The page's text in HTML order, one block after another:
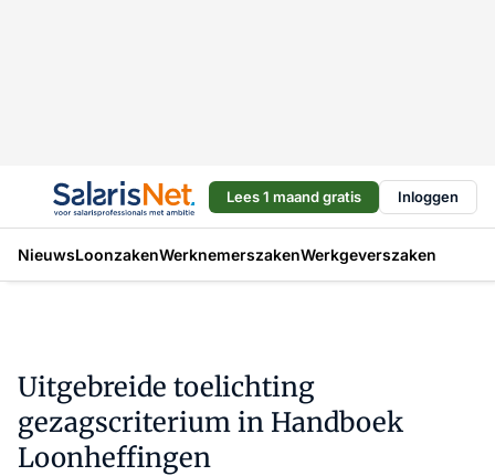
Lees 1 maand gratis Inloggen
NieuwsLoonzakenWerknemerszakenWerkgeverszaken
Uitgebreide toelichting
gezagscriterium in Handboek
Loonheffingen